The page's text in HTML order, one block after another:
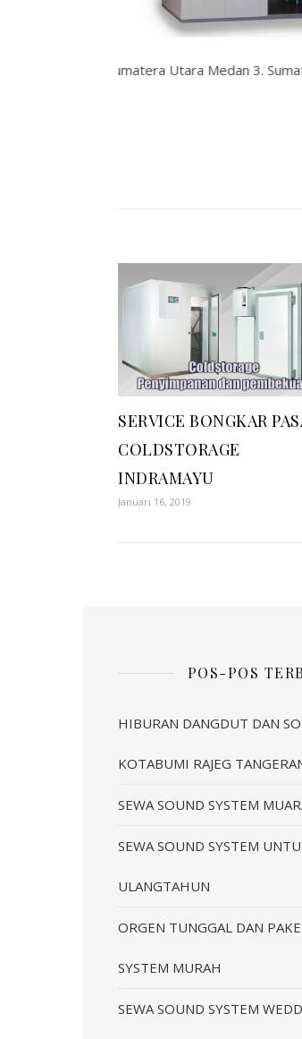
1. Nangroe
SERVICE BONGKAR
COLDSTORAGE
INDRAMAYU
Januari 16, 2019
POS-POS
HIBURAN DANGDUT DAN
KOTABUMI RAJEG
SEWA SOUND SYSTEM
SEWA SOUND SYSTEM
ULANGTAHUN
ORGEN TUNGGAL DAN
SYSTEM MURAH
SEWA SOUND SYSTEM